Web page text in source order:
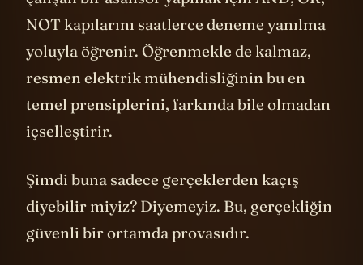
NOT kapılarını saatlerce deneme yanılma
yoluyla öğrenir. Öğrenmekle de kalmaz,
resmen elektrik mühendisliğinin bu en
temel prensiplerini, farkında bile olmadan
içselleştirir.
Şimdi buna sadece gerçeklerden kaçış
diyebilir miyiz? Diyemeyiz. Bu, gerçekliğin
güvenli bir ortamda provasıdır.